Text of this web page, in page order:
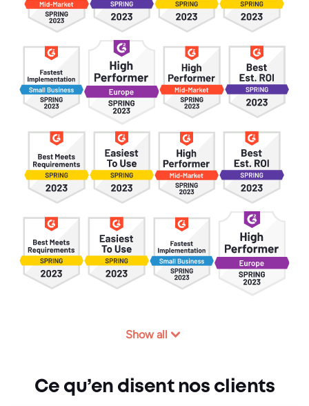
Show all
Ce qu’en disent nos clients